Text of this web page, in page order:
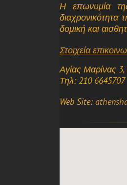
Η επωνυμία
δομική και
Στοιχεία
Αγίας Μαρίνας 3,
Τηλ: 210 6645707
Web Site: